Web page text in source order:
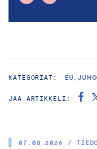
07.08.2026 /
KATEGORIAT: EU,
JAA ARTIKKELI: